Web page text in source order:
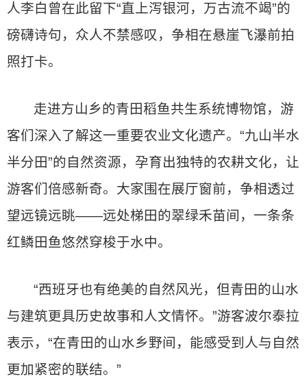
人李白曾在此留下“直上泻银河，万古流不竭”的
磅礴诗句，众人不禁感叹，争相在悬崖飞瀑前拍
照打卡。
走进方山乡的青田稻鱼共生系统博物馆，游
客们深入了解这一重要农业文化遗产。“九山半水
半分田”的自然资源，孕育出独特的农耕文化，让
游客们倍感新奇。大家围在展厅窗前，争相透过
望远镜远眺——远处梯田的翠绿禾苗间，一条条
红鳞田鱼悠然穿梭于水中。
“西班牙也有绝美的自然风光，但青田的山水
与建筑更具历史故事和人文情怀。”游客波尔泰拉
表示，“在青田的山水乡野间，能感受到人与自然
更加紧密的联结。”